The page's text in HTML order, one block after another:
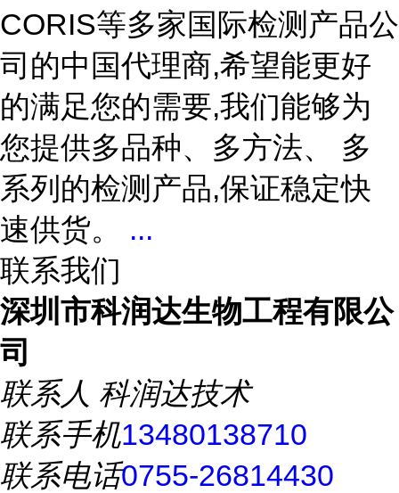
CORIS等多家国际检测产品公
司的中国代理商,希望能更好
的满足您的需要,我们能够为
您提供多品种、多方法、 多
系列的检测产品,保证稳定快
速供货。 ...
联系我们
深圳市科润达生物工程有限公
司
联系人 科润达技术
联系手机13480138710
联系电话0755-26814430